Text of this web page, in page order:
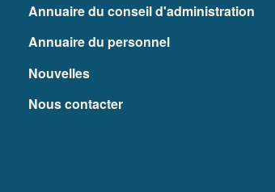
Annuaire du conseil d'administration
Annuaire du personnel
Nouvelles
Nous contacter